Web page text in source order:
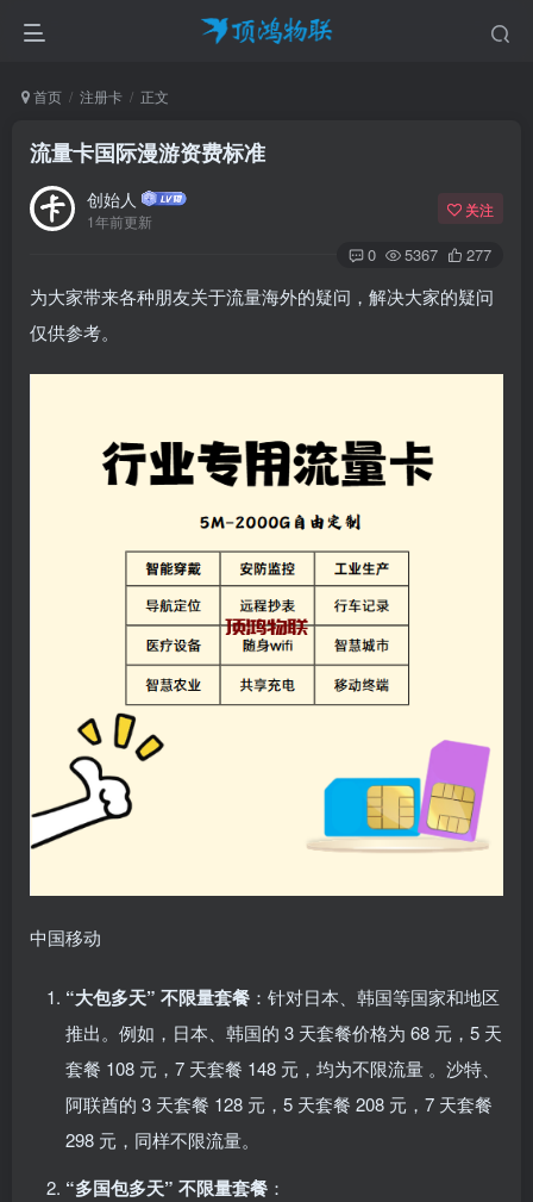
首页 注册卡 正文
流量卡国际漫游资费标准​
创始人
1年前更新
关注
0 5367 277
为大家带来各种朋友关于流量海外的疑问，解决大家的疑问
仅供参考。
中国移动
“大包多天” 不限量套餐 ：针对日本、韩国等国家和地区
推出。例如，日本、韩国的 3 天套餐价格为 68 元，5 天
套餐 108 元，7 天套餐 148 元，均为不限流量 。沙特、
阿联酋的 3 天套餐 128 元，5 天套餐 208 元，7 天套餐
298 元，同样不限流量。
“多国包多天” 不限量套餐 ：